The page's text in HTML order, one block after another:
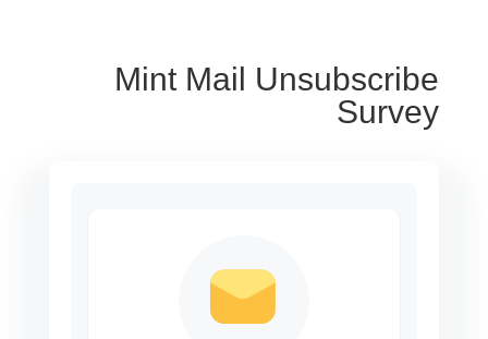
Mint Mail Unsubscribe
Survey